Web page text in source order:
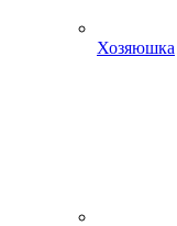
Хозяюшка